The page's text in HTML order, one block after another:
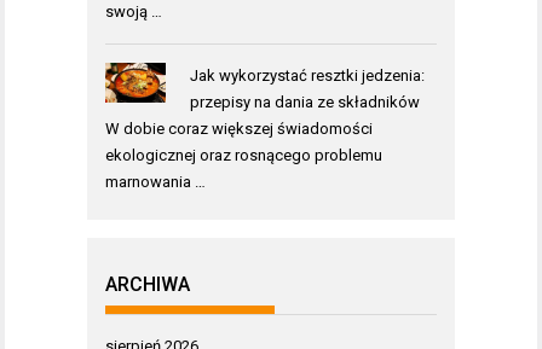
swoją …
Jak wykorzystać resztki jedzenia:
przepisy na dania ze składników
W dobie coraz większej świadomości
ekologicznej oraz rosnącego problemu
marnowania …
ARCHIWA